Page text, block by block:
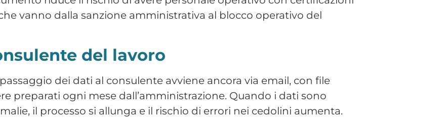
non ha timbrato, se ci sono anomalie, se le ore corrispondono al
c’è niente da ricostruire: è tutto già lì, strutturato e pronto.
Si tratta di spostare un processo che oggi avviene a voce o su
dal telefono di chiunque, senza formazione e senza hardware